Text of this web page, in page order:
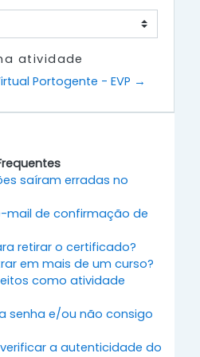
atividade
Portogente - EVP →
saíram erradas no
mail de confirmação de
retirar o certificado?
em mais de um curso?
como atividade
senha e/ou não consigo
a autenticidade do